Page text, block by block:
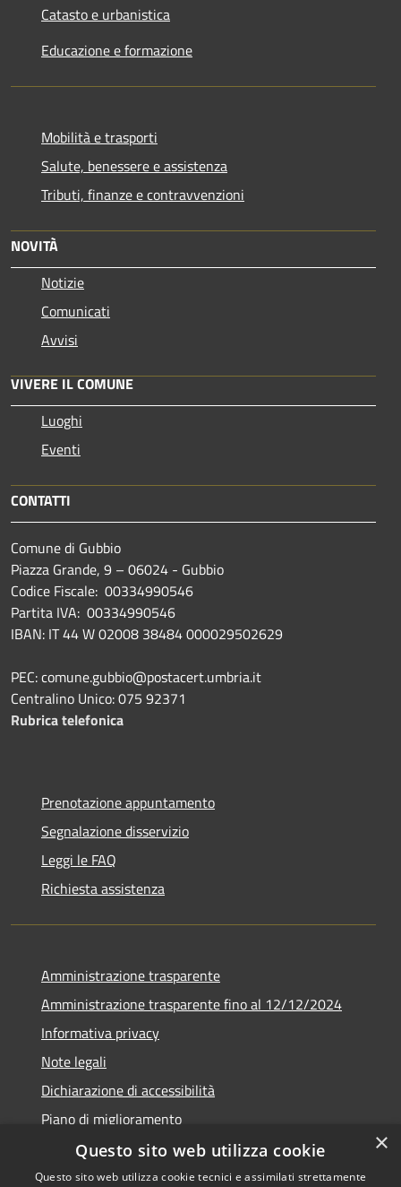
Catasto e urbanistica
Educazione e formazione
Mobilità e trasporti
Salute, benessere e assistenza
Tributi, finanze e contravvenzioni
NOVITÀ
Notizie
Comunicati
Avvisi
VIVERE IL COMUNE
Luoghi
Eventi
CONTATTI
Comune di Gubbio
Piazza Grande, 9 – 06024 - Gubbio
Codice Fiscale: 00334990546
Partita IVA: 00334990546
IBAN: IT 44 W 02008 38484 000029502629
PEC: comune.gubbio@postacert.umbria.it
Centralino Unico: 075 92371
Rubrica telefonica
Prenotazione appuntamento
Segnalazione disservizio
Leggi le FAQ
Richiesta assistenza
Amministrazione trasparente
Amministrazione trasparente fino al 12/12/2024
Informativa privacy
Note legali
Dichiarazione di accessibilità
Piano di miglioramento
×
Questo sito web utilizza cookie
Questo sito web utilizza cookie tecnici e assimilati strettamente